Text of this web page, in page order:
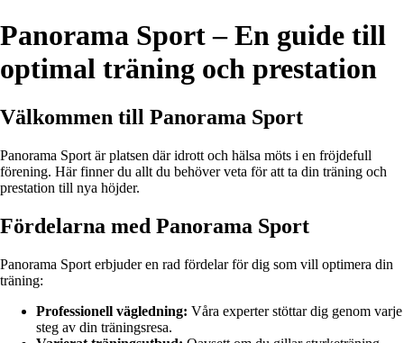
Panorama Sport – En guide till
optimal träning och prestation
Välkommen till Panorama Sport
Panorama Sport är platsen där idrott och hälsa möts i en fröjdefull
förening. Här finner du allt du behöver veta för att ta din träning och
prestation till nya höjder.
Fördelarna med Panorama Sport
Panorama Sport erbjuder en rad fördelar för dig som vill optimera din
träning:
Professionell vägledning: Våra experter stöttar dig genom varje
steg av din träningsresa.